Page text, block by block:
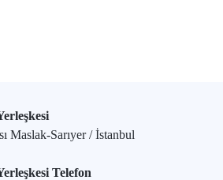
Maslak-Sarıyer / İstanbul
Telefon